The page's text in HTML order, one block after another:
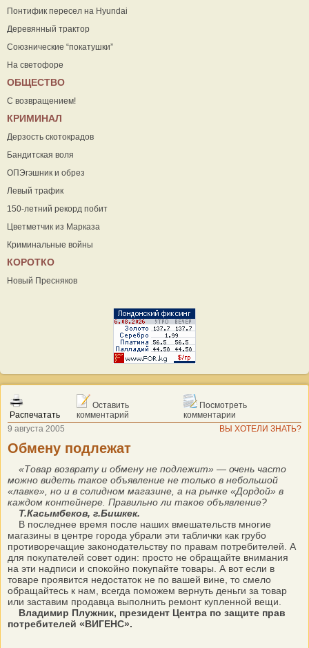
Понтифик пересел на Hyundai
Деревянный трактор
Союзнические “покатушки”
На светофоре
ОБЩЕСТВО
С возвращением!
КРИМИНАЛ
Дерзость скотокрадов
Бандитская воля
ОПЭгэшник и обрез
Левый трафик
150-летний рекорд побит
Цветметчик из Марказа
Криминальные войны
КОРОТКО
Новый Пресняков
Распечатать
Оставить
комментарий
Посмотреть
комментарии
9 августа 2005
ВЫ ХОТЕЛИ ЗНАТЬ?
Обмену подлежат
«Товар возврату и обмену не подлежит» — очень часто
можно видеть такое объявление не только в небольшой
«лавке», но и в солидном магазине, а на рынке «Дордой» в
каждом контейнере. Правильно ли такое объявление?
Т.Касымбеков, г.Бишкек.
В последнее время после наших вмешательств многие
магазины в центре города убрали эти таблички как грубо
противоречащие законодательству по правам потребителей. А
для покупателей совет один: просто не обращайте внимания
на эти надписи и спокойно покупайте товары. А вот если в
товаре проявится недостаток не по вашей вине, то смело
обращайтесь к нам, всегда поможем вернуть деньги за товар
или заставим продавца выполнить ремонт купленной вещи.
Владимир Плужник, президент Центра по защите прав
потребителей «ВИГЕНС».